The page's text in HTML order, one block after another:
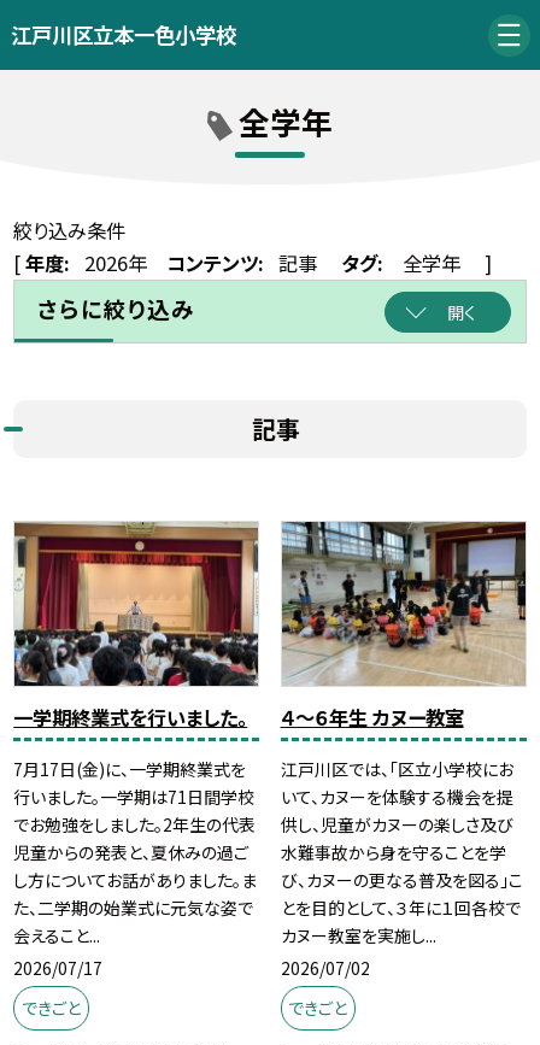
江戸川区立本一色小学校
全学年
絞り込み条件
[年度: 2026年 コンテンツ: 記事 タグ: 全学年 ]
さらに絞り込み 開く
記事
一学期終業式を行いました。
7月17日(金)に、一学期終業式を
行いました。一学期は71日間学校
でお勉強をしました。2年生の代表
児童からの発表と、夏休みの過ご
し方についてお話がありました。ま
た、二学期の始業式に元気な姿で
会えること...
2026/07/17
できごと
４～６年生 カヌー教室
江戸川区では、「区立小学校にお
いて、カヌーを体験する機会を提
供し、児童がカヌーの楽しさ及び
水難事故から身を守ることを学
び、カヌーの更なる普及を図る」こ
とを目的として、３年に１回各校で
カヌー教室を実施し...
2026/07/02
できごと